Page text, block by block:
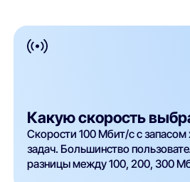
Какую скорость
Скорости 100 Мбит/с с
задач. Большинство
разницы между 100, 200, 300